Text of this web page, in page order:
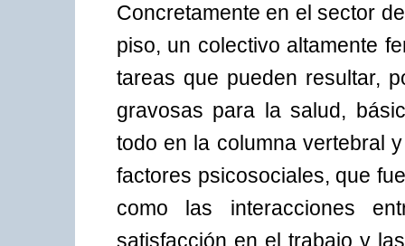
Concretamente en el sector
piso, un colectivo altamente
tareas que pueden resultar,
gravosas para la salud,
todo en la columna vertebral
factores psicosociales, que
como las interacciones
satisfacción en el trabajo y